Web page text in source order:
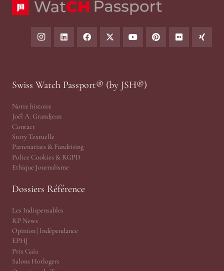
Swiss Watch Passport® (by JSH®)
Notre histoire
Joël A. Grandjean
Contact
Story Textuelle
Partenariats & Fundrising
Police Cookies & RGPD
Ethique Journalisme
Dossiers Référence
Les Indispensables
RP News
Opinion | Indépendance
EPHJ
Prix Gaïa
Salons Horlogers